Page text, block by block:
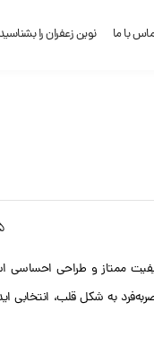
با ما نوین زعفران را بشناسید
کیفیت ممتاز و طراحی
به شکل قلب، انتخابی